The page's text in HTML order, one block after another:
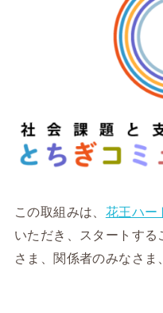
この取組みは、 花王ハー
いただき、スタートす
さま、関係者のみなさま